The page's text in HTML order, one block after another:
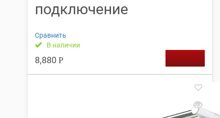
подключение
Сравнить
В наличии
8,880 Р